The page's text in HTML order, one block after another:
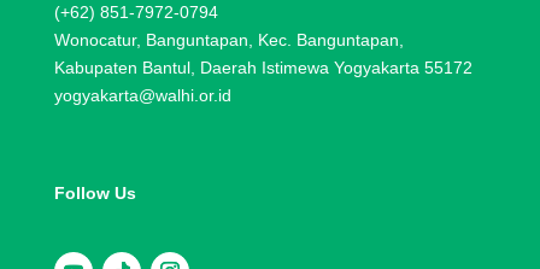
(+62) 851-7972-0794
Wonocatur, Banguntapan, Kec. Banguntapan,
Kabupaten Bantul, Daerah Istimewa Yogyakarta 55172
yogyakarta@walhi.or.id
Follow Us